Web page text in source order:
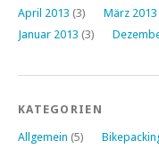
April 2013 (3) März 2013
Januar 2013 (3)
KATEGORIEN
Allgemein (5)